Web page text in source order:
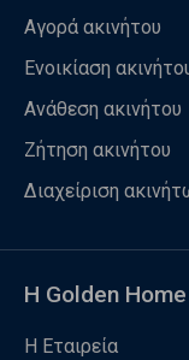
Αγορά ακινήτου
Ενοικίαση
Ανάθεση ακινήτου
Ζήτηση ακινήτου
Διαχείριση
Η Golden Home
Η Εταιρεία